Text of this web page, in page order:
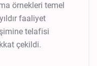
örnekleri temel
faaliyet
telafisi
çekildi.